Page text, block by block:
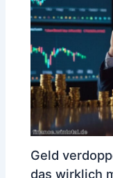
Geld
das wirklich